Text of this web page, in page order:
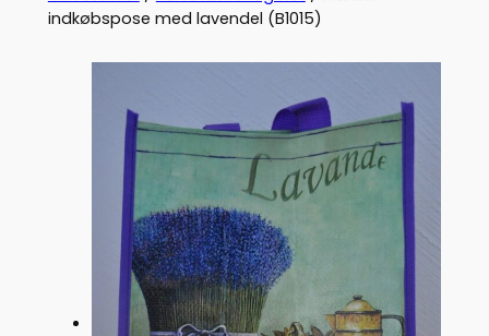
indkøbspose med lavendel (B1015)